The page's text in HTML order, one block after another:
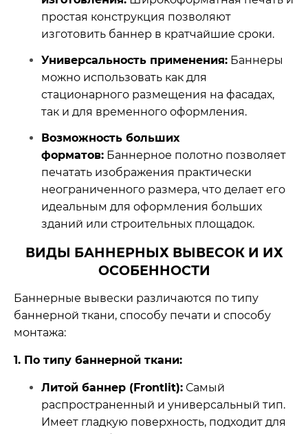
простая конструкция позволяют
изготовить баннер в кратчайшие сроки.
Универсальность применения: Баннеры
можно использовать как для
стационарного размещения на фасадах,
так и для временного оформления.
Возможность больших
форматов: Баннерное полотно позволяет
печатать изображения практически
неограниченного размера, что делает его
идеальным для оформления больших
зданий или строительных площадок.
ВИДЫ БАННЕРНЫХ ВЫВЕСОК И ИХ
ОСОБЕННОСТИ
Баннерные вывески различаются по типу
баннерной ткани, способу печати и способу
монтажа:
1. По типу баннерной ткани:
Литой баннер (Frontlit): Самый
распространенный и универсальный тип.
Имеет гладкую поверхность, подходит для